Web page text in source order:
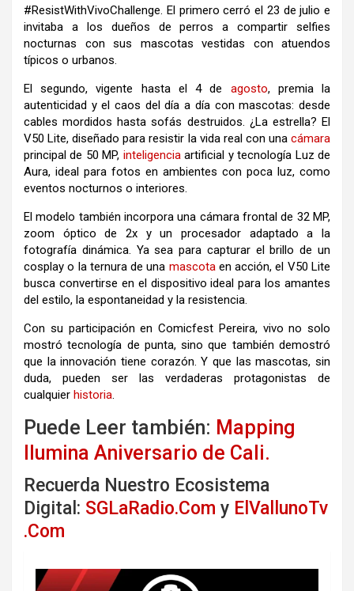
#ResistWithVivoChallenge. El primero cerró el 23 de julio e
invitaba a los dueños de perros a compartir selfies
nocturnas con sus mascotas vestidas con atuendos
típicos o urbanos.
El segundo, vigente hasta el 4 de agosto, premia la
autenticidad y el caos del día a día con mascotas: desde
cables mordidos hasta sofás destruidos. ¿La estrella? El
V50 Lite, diseñado para resistir la vida real con una cámara
principal de 50 MP, inteligenciaartificial y tecnología Luz de
Aura, ideal para fotos en ambientes con poca luz, como
eventos nocturnos o interiores.
El modelo también incorpora una cámara frontal de 32 MP,
zoom óptico de 2x y un procesador adaptado a la
fotografía dinámica. Ya sea para capturar el brillo de un
cosplay o la ternura de una mascotaen acción, el V50 Lite
busca convertirse en el dispositivo ideal para los amantes
del estilo, la espontaneidad y la resistencia.
Con su participación en Comicfest Pereira, vivo no solo
mostró tecnología de punta, sino que también demostró
que la innovación tiene corazón. Y que las mascotas, sin
duda, pueden ser las verdaderas protagonistas de
cualquier historia.
Puede Leer también: Mapping
Ilumina Aniversario de Cali.
Recuerda Nuestro Ecosistema
Digital: SGLaRadio.Com y ElVallunoTv
.Com